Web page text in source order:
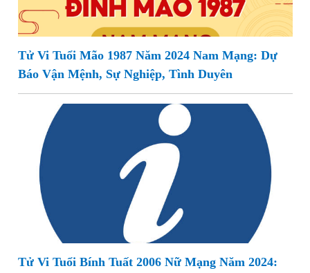
Tử Vi Tuổi Mão 1987 Năm 2024 Nam Mạng: Dự
Báo Vận Mệnh, Sự Nghiệp, Tình Duyên
Tử Vi Tuổi Bính Tuất 2006 Nữ Mạng Năm 2024: